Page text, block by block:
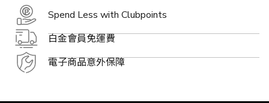
Spend Less with Clubpoints
白金會員免運費
電子商品意外保障